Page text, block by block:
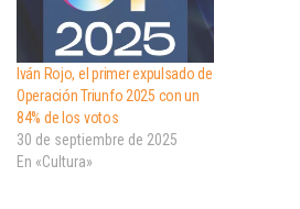
Iván Rojo, el primer expulsado de
Operación Triunfo 2025 con un
84% de los votos
30 de septiembre de 2025
En «Cultura»